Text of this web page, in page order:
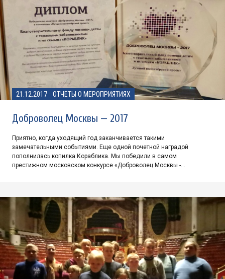
21.12.2017 · ОТЧЕТЫ О МЕРОПРИЯТИЯХ
Доброволец Москвы — 2017
Приятно, когда уходящий год заканчивается такими
замечательными событиями. Еще одной почетной наградой
пополнилась копилка Кораблика. Мы победили в самом
престижном московском конкурсе «Доброволец Москвы -…